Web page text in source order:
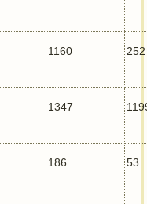
1160 252
1347
186 53